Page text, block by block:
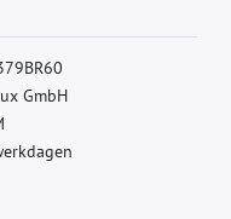
79BR60
ux GmbH